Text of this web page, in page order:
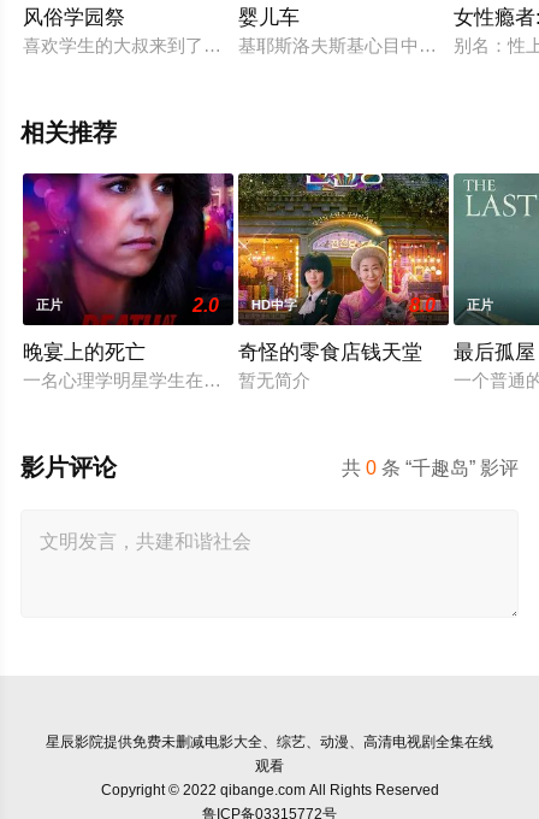
风俗学园祭
喜欢学生的大叔来到了女校学园祭，发现到这裏有着特别的服务
婴儿车
基耶斯洛夫斯基心目中的十大电影之
女性瘾
别名：性
相关推荐
正片 2.0
晚宴上的死亡
一名心理学明星学生在一次教师派对上死亡后，安德莉亚·吉布
HD中字 8.0
奇怪的零食店钱天堂
暂无简介
正片
最后孤屋
一个普通
共0 条 “千趣岛” 影评
影片评论
星辰影院提供免费未删减电影大全、综艺、动漫、高清电视剧全集在线
观看
Copyright © 2022 qibange.com All Rights Reserved
鲁ICP备03315772号